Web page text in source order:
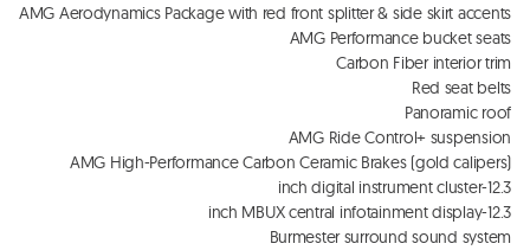
Carbon Fiber interior trim